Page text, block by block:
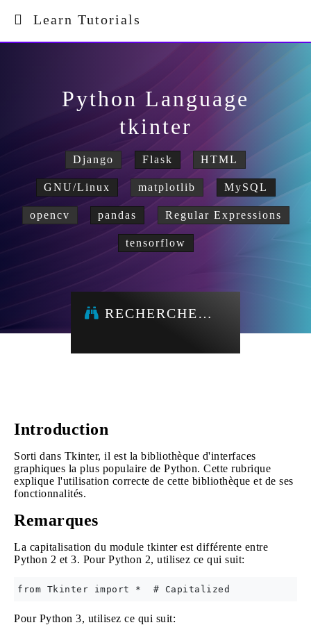
Learn Tutorials
Python Language
tkinter
Django Flask HTML
GNU/Linux matplotlib MySQL
opencv pandas Regular Expressions
tensorflow
RECHERCHE…
Introduction
Sorti dans Tkinter, il est la bibliothèque d'interfaces
graphiques la plus populaire de Python. Cette rubrique
explique l'utilisation correcte de cette bibliothèque et de ses
fonctionnalités.
Remarques
La capitalisation du module tkinter est différente entre
Python 2 et 3. Pour Python 2, utilisez ce qui suit:
Pour Python 3, utilisez ce qui suit: